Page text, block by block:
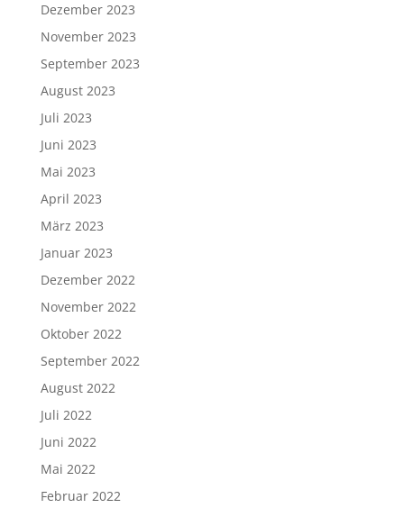
Dezember 2023
November 2023
September 2023
August 2023
Juli 2023
Juni 2023
Mai 2023
April 2023
März 2023
Januar 2023
Dezember 2022
November 2022
Oktober 2022
September 2022
August 2022
Juli 2022
Juni 2022
Mai 2022
Februar 2022